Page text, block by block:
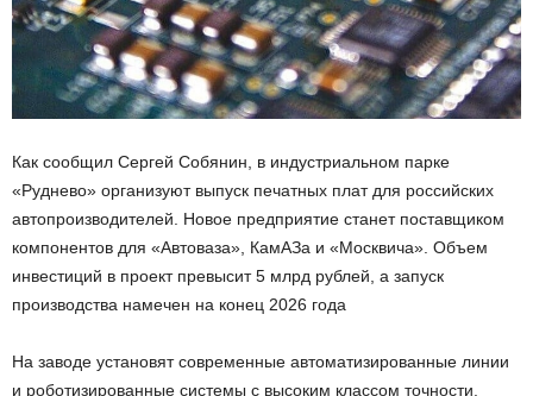
Как сообщил Сергей Собянин, в индустриальном парке
«Руднево» организуют выпуск печатных плат для российских
автопроизводителей. Новое предприятие станет поставщиком
компонентов для «Автоваза», КамАЗа и «Москвича». Объем
инвестиций в проект превысит 5 млрд рублей, а запуск
производства намечен на конец 2026 года
На заводе установят современные автоматизированные линии
и роботизированные системы с высоким классом точности.